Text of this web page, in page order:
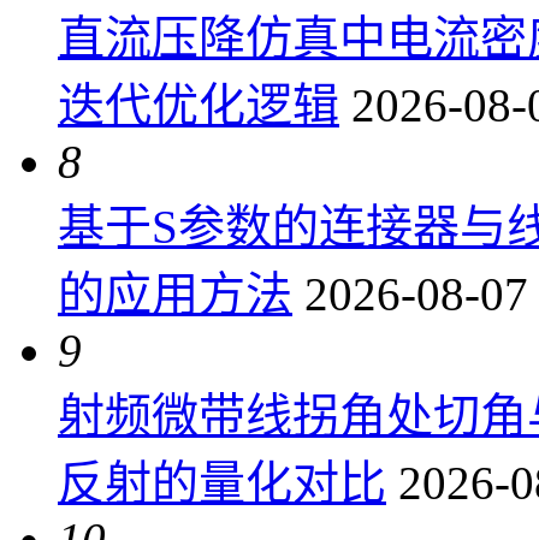
直流压降仿真中电流
迭代优化逻辑 2026-
8
基于S参数的连接器与
的应用方法 2026-08-
9
射频微带线拐角处切
反射的量化对比 2026-